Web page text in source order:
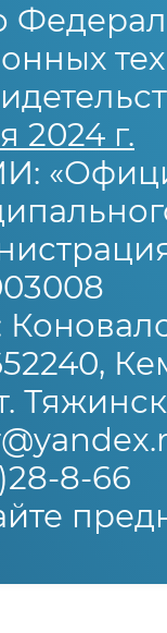
2024 г.
8-66